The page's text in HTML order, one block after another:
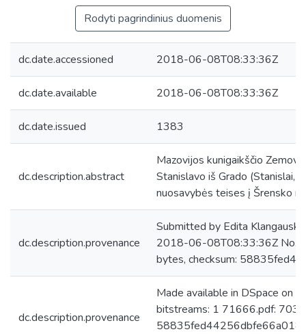
Rodyti pagrindinius duomenis
dc.date.accessioned 2018-06-08T08:33:36Z
dc.date.available 2018-06-08T08:33:36Z
dc.date.issued 1383
dc.description.abstract
Mazovijos kunigaikščio
Stanislavo iš Grado (Stanislai,
nuosavybės teises į Šrensko
dc.description.provenance
Submitted by Edita
2018-06-08T08:33:36Z No.
bytes, checksum:
dc.description.provenance
Made available in DSpace on
bitstreams: 1 71666.pdf: